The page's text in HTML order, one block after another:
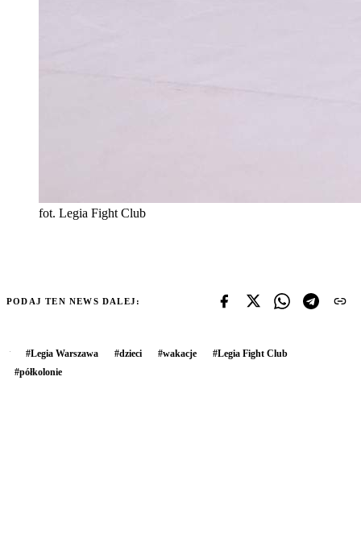
fot. Legia Fight Club
PODAJ TEN NEWS DALEJ:
#Legia Warszawa #dzieci #wakacje #Legia Fight Club
#półkolonie